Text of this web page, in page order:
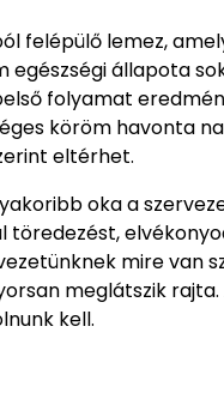
felépülő lemez,
egészségi állapota
folyamat
köröm havonta
eltérhet.
oka a
töredezést,
mire van
meglátszik
kell.